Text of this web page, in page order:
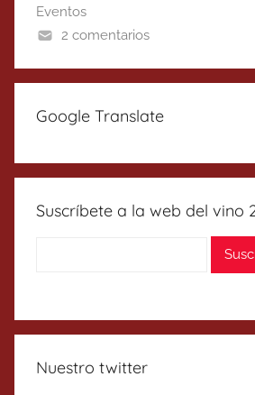
Eventos
2 comentarios
Google Translate
Suscríbete a la web del vino
Nuestro twitter